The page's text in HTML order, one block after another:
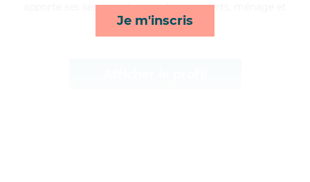
Je m'inscris
apporte ses services de rappels, transports, ménage et
toilette/habillage*